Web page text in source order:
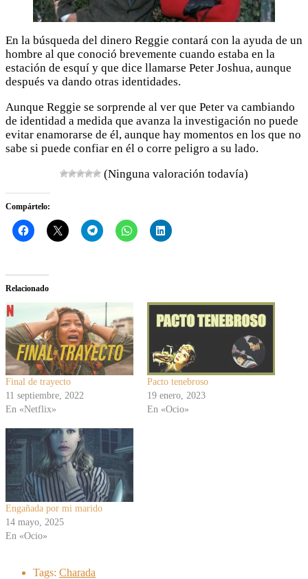
En la búsqueda del dinero Reggie contará con la ayuda de un
hombre al que conoció brevemente cuando estaba en la
estación de esquí y que dice llamarse Peter Joshua, aunque
después va dando otras identidades.
Aunque Reggie se sorprende al ver que Peter va cambiando
de identidad a medida que avanza la investigación no puede
evitar enamorarse de él, aunque hay momentos en los que no
sabe si puede confiar en él o corre peligro a su lado.
(Ninguna valoración todavía)
Compártelo:
Relacionado
Final de trayecto
11 septiembre, 2022
En «Netflix»
Pacto tenebroso
19 enero, 2023
En «Ocio»
Engañada por mi marido
14 mayo, 2025
En «Ocio»
Tags: Charada